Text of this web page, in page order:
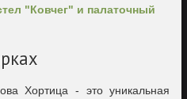
"Ковчег" и палаточный
Хортица - это уникальная